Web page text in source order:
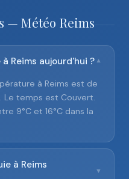
— Météo Reims
Reims aujourd'hui ? ▼
à Reims est de
Le temps est Couvert.
9°C et 16°C dans la
à Reims
▼